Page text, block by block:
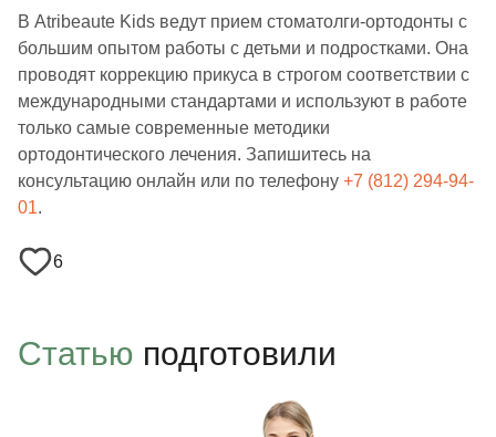
В Atribeaute Kids ведут прием стоматолги-ортодонты с
большим опытом работы с детьми и подростками. Она
проводят коррекцию прикуса в строгом соответствии с
международными стандартами и используют в работе
только самые современные методики
ортодонтического лечения. Запишитесь на
консультацию онлайн или по телефону +7 (812) 294-94-
01.
6
Статью подготовили